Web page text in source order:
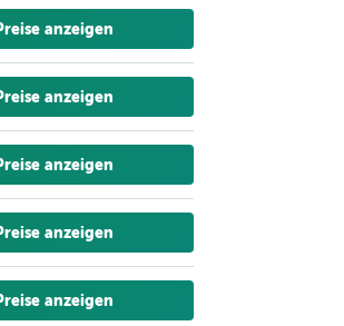
anzeigen
anzeigen
anzeigen
anzeigen
anzeigen